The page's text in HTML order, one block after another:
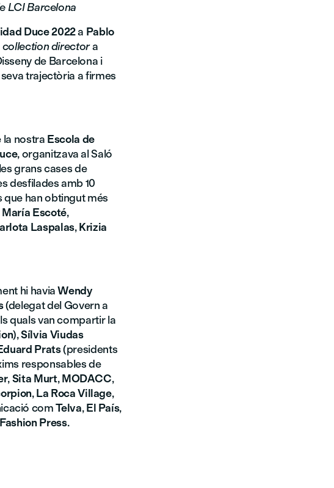
LCI Barcelona
Duce 2022a Pablo
directora
de Barcelona i
trajectòria a firmes
la nostra Escola de
, organitzava al Saló
grans cases de
desfilades amb 10
han obtingut més
María Escoté,
Laspalas,Krizia
hi haviaWendy
(delegat del Govern a
quals van compartir la
),Sílvia Viudas
Prats(presidents
responsables de
,Sita Murt,MODACC,
,La Roca Village,
comTelva,El País,
Press.